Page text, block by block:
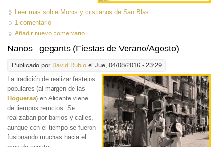
Leer más sobre Moros y cristianos de San Blas
1 comentario
Añadir nuevo comentario
Nanos i gegants (Fiestas de Verano/Agosto)
Publicado por David Rubio el Jue, 04/08/2016 - 23:29
La tradición de realizar festejos
populares (al margen de las
Hogueras) en Alicante viene
de tiempos remotos. Se
realizaban por barrios y calles,
aunque con el tiempo se fueron
fusionando muchas hacia el